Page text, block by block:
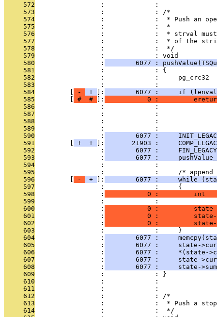
     572
                 :             :
     573
                 :             : /*
     574
:             :  * Push an
     575
                 :             :  *
     576
:             :  * strval
     577
:             :  * of the
     578
                 :             :  */
     579
                 :             : void
     580
                 :
6077 :
     581
                 :             : {
     582
:             :     pg_crc32
     583
                 :             :
     584
- + ]:
6077 :     if
     585
# # ]:
0 :
     586
:             :
     587
:             :
     588
:             :
     589
                 :             :
     590
                 :
6077 :
     591
+ + ]:
21903 :
     592
                 :
6077 :
     593
                 :
6077 :
     594
                 :             :
     595
:             :     /*
     596
- + ]:
6077 :     while
     597
                 :             :     {
     598
                 :
0 :         int
     599
                 :             :
     600
                 :
0 :
     601
                 :
0 :
     602
                 :
0 :
     603
                 :             :     }
     604
                 :
6077 :
     605
                 :
6077 :     state-
     606
                 :
6077 :     *(state-
     607
                 :
6077 :     state-
     608
                 :
6077 :     state-
     609
                 :             : }
     610
                 :             :
     611
                 :             :
     612
                 :             : /*
     613
:             :  * Push a
     614
                 :             :  */